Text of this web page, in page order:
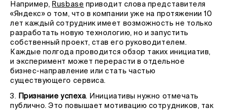
Например, Rusbase приводит слова представителя
«Яндекс» о том, что в компании уже на протяжении 10
лет каждый сотрудник имеет возможность не только
разработать новую технологию, но и запустить
собственный проект, став его руководителем.
Каждые полгода проводится обзор таких инициатив,
и эксперимент может перерасти в отдельное
бизнес-направление или стать частью
существующего сервиса.
3. Признание успеха. Инициативы нужно отмечать
публично. Это повышает мотивацию сотрудников, так